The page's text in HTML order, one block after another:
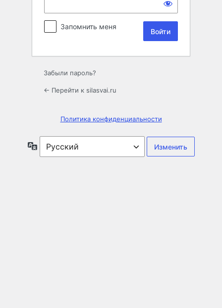
Запомнить меня
Забыли пароль?
← Перейти к silasvai.ru
Политика конфиденциальности
Язык